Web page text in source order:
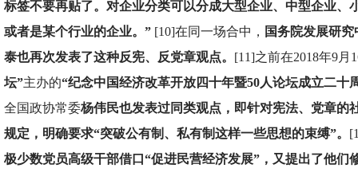
标签不要再贴了。对企业分类可以分成大型企业、中型企业、
或者是某个行业的企业。” [10]在同一场合中， 国务院发展研
泰也再次发表了这种反宪、反党章观点。 [11]之前在2018年9月
坛”主办的“纪念中国经济改革开放四十年暨50人论坛成立二十
全国政协常委杨伟民也发表过同类观点，即针对宪法、党章的
规定，明确要求“突破公有制、私有制这样一些思想的束缚”。
极少数党员高级干部借口“促进民营经济发展”，又提出了他们